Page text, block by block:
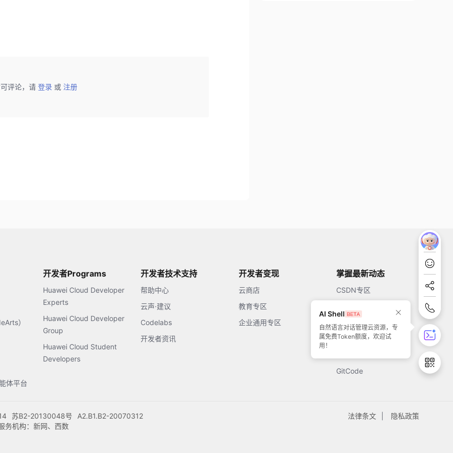
评论，请 登录 或 注册
AI Shell
自然语言对话管理云资源，专
属免费Token额度，欢迎试
用！
）
体平台
开发者Programs
Huawei Cloud Developer
Experts
Huawei Cloud Developer
Group
Huawei Cloud Student
Developers
开发者技术支持
帮助中心
云声·建议
Codelabs
开发者资讯
开发者变现
云商店
教育专区
企业通用专区
掌握最新动态
CSDN专区
开源中国
51CTO
GitCode
法律条文 隐私政策
苏B2-20130048号
A2.B1.B2-20070312
务机构：新网、西数